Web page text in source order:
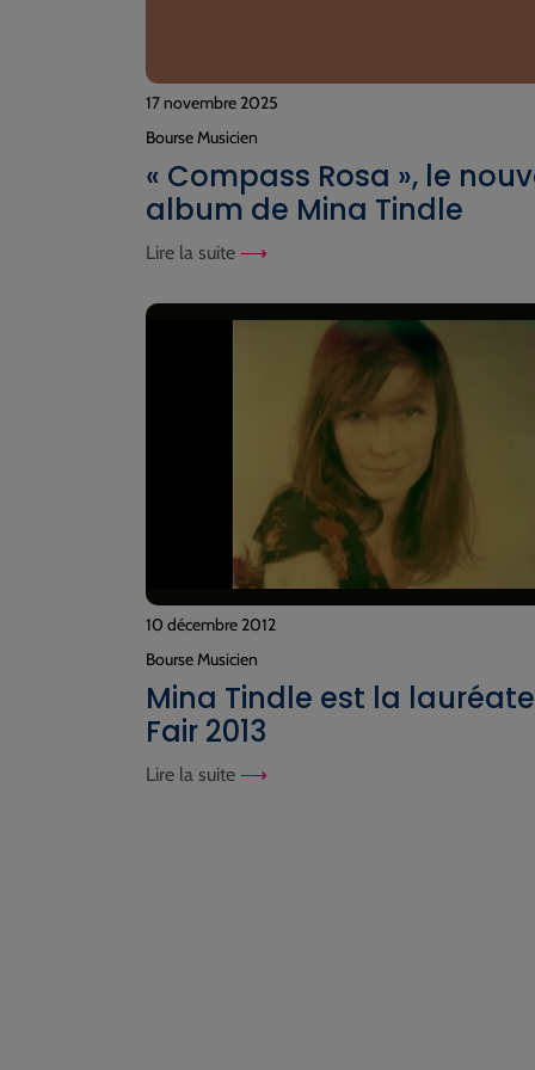
17 novembre 2025
Bourse Musicien
« Compass Rosa », le
album de Mina Tindle
Lire la suite
10 décembre 2012
Bourse Musicien
Mina Tindle est la
Fair 2013
Lire la suite